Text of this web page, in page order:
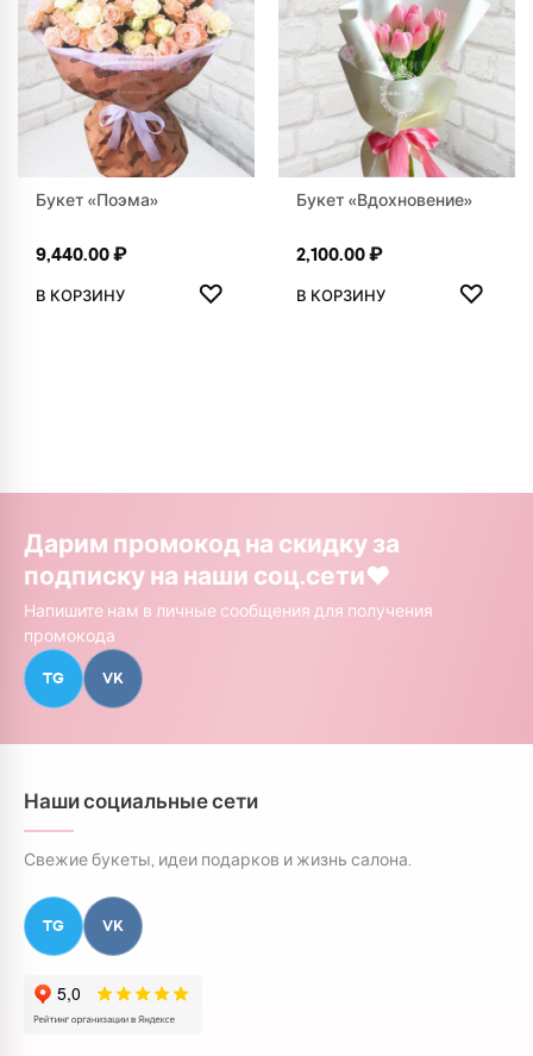
Букет «Поэма»
9,440.00₽
В КОРЗИНУ ♡
ДОБАВИТЬ В ИЗБРАННОЕ
Букет «Вдохновение»
2,100.00₽
В КОРЗИНУ ♡
Дарим промокод на скидку за
подписку на наши соц.сети❤️
Напишите нам в личные сообщения для получения
промокода
TG VK
Наши социальные сети
Свежие букеты, идеи подарков и жизнь салона.
TG VK